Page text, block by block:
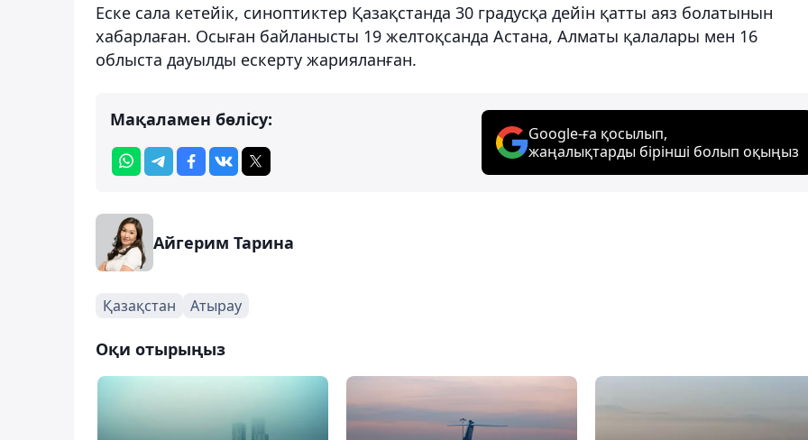
Еске сала кетейік, синоптиктер Қазақстанда 30 градусқа дейін қатты аяз болатынын
хабарлаған. Осыған байланысты 19 желтоқсанда Астана, Алматы қалалары мен 16
облыста дауылды ескерту жарияланған.
Мақаламен бөлісу:
Google-ға қосылып,
жаңалықтарды бірінші болып оқыңыз
Айгерим Тарина
Қазақстан Атырау
Оқи отырыңыз